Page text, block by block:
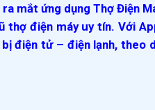
mắt ứng dụng Thợ Điện
thợ điện máy uy tín. Với
điện tử – điện lạnh, theo